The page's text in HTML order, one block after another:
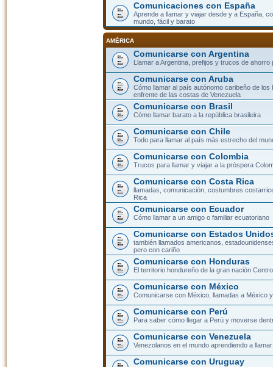
Comunicaciones con España
Aprende a llamar y viajar desde y a España,
mundo, fácil y barato
AMÉRICA
Comunicarse con Argentina
Llamar a Argentina, prefijos y trucos de ahorro
Comunicarse con Aruba
Cómo llamar al país autónomo caribeño de los
enfrente de las costas de Venezuela
Comunicarse con Brasil
Cómo llamar barato a la república brasileira
Comunicarse con Chile
Todo para llamar al país más estrecho del
Comunicarse con Colombia
Trucos para llamar y viajar a la próspera
Comunicarse con Costa Rica
llamadas, comunicación, costumbres
Rica
Comunicarse con Ecuador
Cómo llamar a un amigo o familiar ecuatoriano
Comunicarse con Estados
también llamados americanos,
pero con cariño
Comunicarse con Honduras
El territorio hondureño de la gran nación
Comunicarse con México
Comunicarse con México, llamadas a México
Comunicarse con Perú
Para saber cómo llegar a Perú y moverse
Comunicarse con Venezuela
Venezolanos en el mundo aprendiendo a
Comunicarse con Uruguay